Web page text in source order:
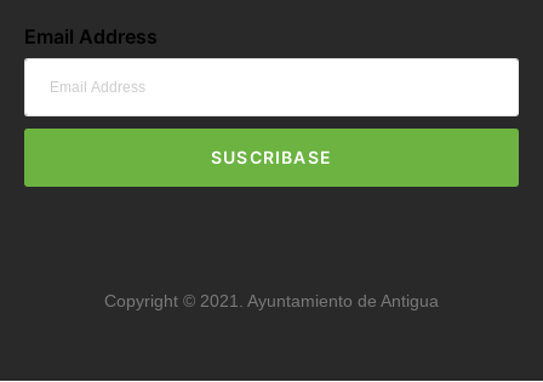
Email Address
SUSCRIBASE
Copyright © 2021. Ayuntamiento de Antigua